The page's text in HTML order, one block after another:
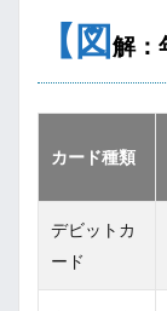
【図 解：
カード種類
デビットカ
ード